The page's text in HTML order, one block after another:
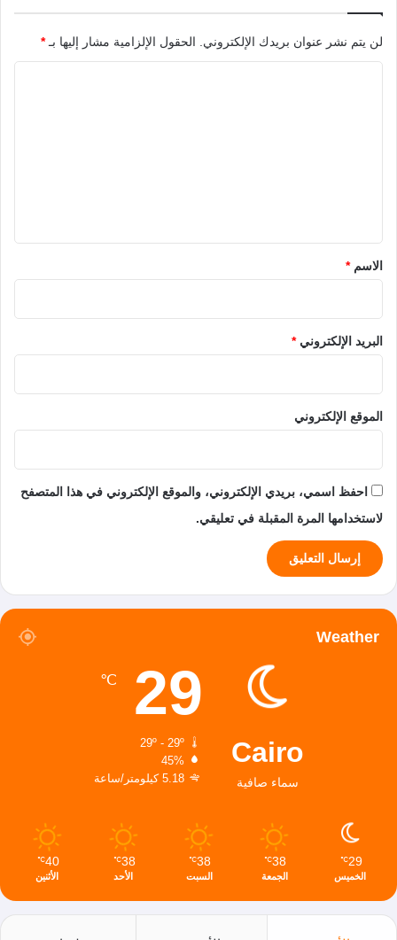
لن يتم نشر عنوان بريدك الإلكتروني. الحقول الإلزامية مشار إليها بـ*
*
الاسم*
البريد الإلكتروني*
الموقع الإلكتروني
احفظ اسمي، بريدي الإلكتروني، والموقع الإلكتروني في هذا المتصفح
لاستخدامها المرة المقبلة في تعليقي.
Weather
Cairo
سماء صافية
29
℃
29º - 29º
45%
5.18 كيلومتر/ساعة
29
℃
الخميس
38
℃
الجمعة
38
℃
السبت
38
℃
الأحد
40
℃
الأثنين